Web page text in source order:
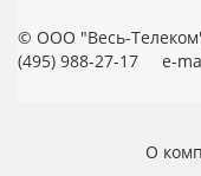
© ООО "Весь-
(495) 988-27-17 e-
О